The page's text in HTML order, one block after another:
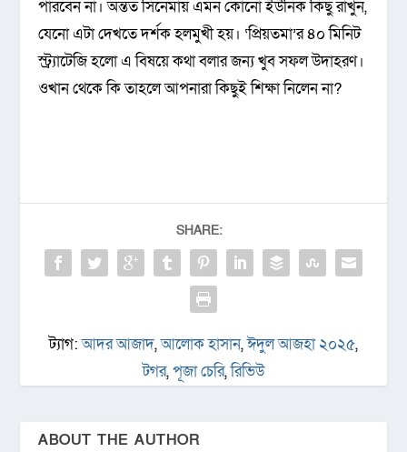
পারবেন না। অন্তত সিনেমায় এমন কোনো ইউনিক কিছু রাখুন,
যেনো এটা দেখতে দর্শক হলমুখী হয়। ‘প্রিয়তমা’র ৪০ মিনিট
স্ট্র‍্যাটেজি হলো এ বিষয়ে কথা বলার জন্য খুব সফল উদাহরণ।
ওখান থেকে কি তাহলে আপনারা কিছুই শিক্ষা নিলেন না?
SHARE:
ট্যাগ:আদর আজাদ,আলোক হাসান,ঈদুল আজহা ২০২৫,
টগর,পূজা চেরি,রিভিউ
ABOUT THE AUTHOR